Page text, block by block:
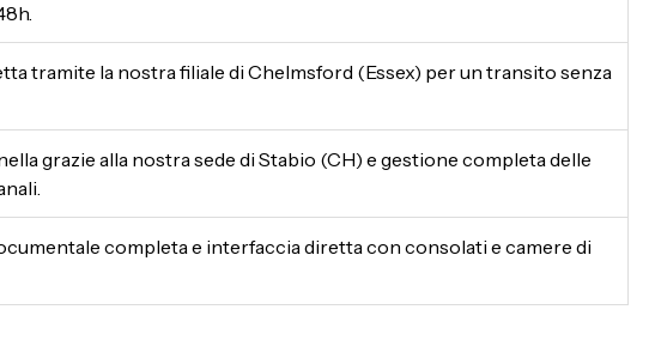
tramite la nostra filiale di Chelmsford (Essex) per un transito senza
grazie alla nostra sede di Stabio (CH) e gestione completa delle
completa e interfaccia diretta con consolati e camere di